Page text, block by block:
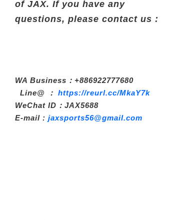
of JAX. If you have any
questions, please contact us :
WA Business：+886922777680
Line@ ： https://reurl.cc/MkaY7k
WeChat ID：JAX5688
E-mail : jaxsports56@gmail.com